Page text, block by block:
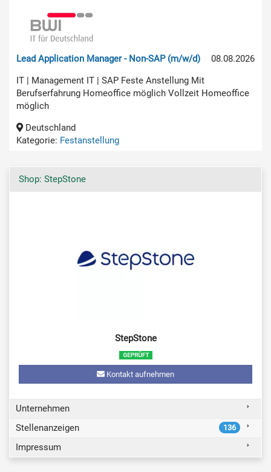
08.08.2026
Lead Application Manager - Non-SAP (m/w/d)
IT | Management IT | SAP Feste Anstellung Mit
Berufserfahrung Homeoffice möglich Vollzeit Homeoffice
möglich
Deutschland
Kategorie: Festanstellung
Shop: StepStone
StepStone
Kontakt aufnehmen
Unternehmen
Stellenanzeigen
136
Impressum